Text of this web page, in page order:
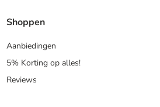
Shoppen
Aanbiedingen
5% Korting op alles!
Reviews